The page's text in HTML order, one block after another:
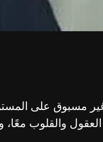
على
والقلوب معًا،